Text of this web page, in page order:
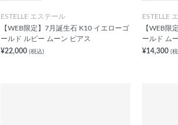
ESTELLE エステール
【WEB限定】7月誕生石 K10 イエローゴ
ールド ルビー ムーン ピアス
¥22,000 (税込)
ESTELLE
【WEB限
ールド ム
¥14,300 (